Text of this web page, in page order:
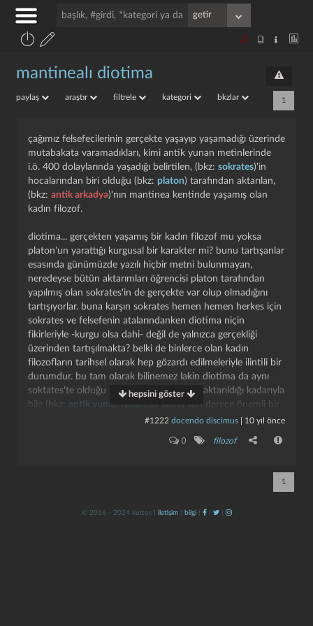
mantinealı diotima
paylaş araştır filtrele kategori bkzlar 1
çağımız felsefecilerinin gerçekte yaşayıp yaşamadığı üzerinde
mutabakata varamadıkları, kimi antik yunan metinlerinde
i.ö. 400 dolaylarında yaşadığı belirtilen, (bkz: sokrates)'in
hocalarından biri olduğu (bkz: platon) tarafından aktarılan,
(bkz: antik arkadya)'nın mantinea kentinde yaşamış olan
kadın filozof.
diotima... gerçekten yaşamış bir kadın filozof mu yoksa
platon'un yarattığı kurgusal bir karakter mi? bunu tartışanlar
esasında günümüzde yazılı hiçbir metni bulunmayan,
neredeyse bütün aktarımları öğrencisi platon tarafından
yapılmış olan sokrates'in de gerçekte var olup olmadığını
tartışıyorlar. buna karşın sokrates hemen hemen herkes için
sokrates ve felsefenin atalarındanken diotima niçin
fikirleriyle -kurgu olsa dahi- değil de yalnızca gerçekliği
üzerinden tartışılmakta? belki de binlerce olan kadın
filozofların tarihsel olarak hep gözardı edilmeleriyle ilintili bir
durumdur. bu tam olarak bilinemez lakin diotima da aynı
soktates'te olduğu gibi platon tarafından aktarıldığı kadarıyla
bile (bkz:
antik yunan felsefesi ) adına son derece önemli bir
symposium ), türkçesi ile şölen,
"sevginin doğası nedir?" tartışmasının ve kadınların sesinin
diyaloglarının felsefi olmadığı ya da tarihsel olarak bir önem
hepsini göster
#1222 docendo discimus 10 yıl önce
0 filozof
1
kapat kaydet
© 2016 - 2024 kulzos | iletişim| bilgi| | |